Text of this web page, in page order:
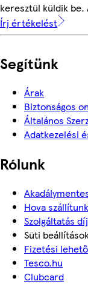
keresztül küldik be.
Írj értékelést
Segítünk
Árak
Biztonságos
Általános
Adatkezelési
Rólunk
Hova
Szolgáltatás
Süti
Fizetési
Tesco.hu
Clubcard